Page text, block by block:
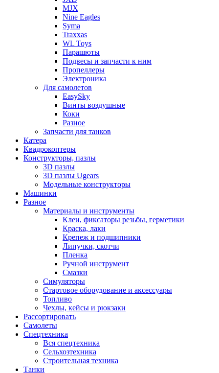
MJX
Nine Eagles
Syma
Traxxas
WL Toys
Парашюты
Подвесы и запчасти к ним
Пропеллеры
Электроника
Для самолетов
EasySky
Винты воздушные
Коки
Разное
Запчасти для танков
Катера
Квадрокоптеры
Конструкторы, пазлы
3D пазлы
3D пазлы Ugears
Модельные конструкторы
Машинки
Разное
Материалы и инструменты
Клеи, фиксаторы резьбы, герметики
Краска, лаки
Крепеж и подшипники
Липучки, скотчи
Пленка
Ручной инструмент
Смазки
Симуляторы
Стартовое оборудование и аксессуары
Топливо
Чехлы, кейсы и рюкзаки
Рассортировать
Самолеты
Спецтехника
Вся спецтехника
Сельхозтехника
Строительная техника
Танки